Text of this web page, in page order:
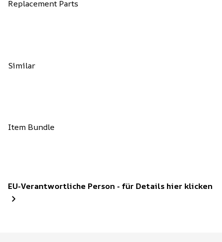
Replacement Parts
Similar
Item Bundle
EU-Verantwortliche Person - für Details hier klicken